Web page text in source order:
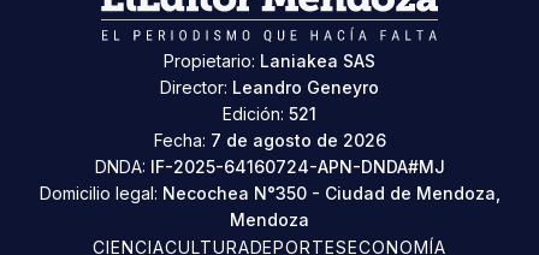
Propietario: Laniakea SAS
Director: Leandro Geneyro
Edición: 521
Fecha: 7 de agosto de 2026
DNDA: IF-2025-64160724-APN-DNDA#MJ
Domicilio legal: Necochea N°350 - Ciudad de Mendoza,
Mendoza
CIENCIACULTURADEPORTESECONOMÍA